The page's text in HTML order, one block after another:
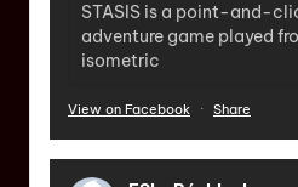
STASIS is a point-and-
adventure game played
isometric
View on Facebook · Share